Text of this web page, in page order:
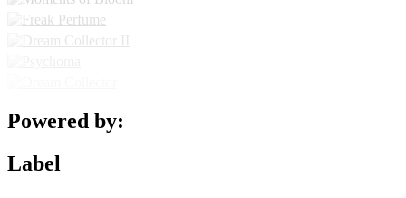
Powered by:
Label